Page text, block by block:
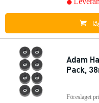
Adam
Pack,
Föreslaget